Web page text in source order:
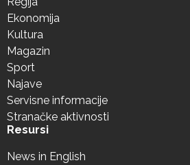
Ekonomija
Kultura
Magazin
Sport
Najave
Servisne informacije
Stranačke aktivnosti
Resursi
News in English